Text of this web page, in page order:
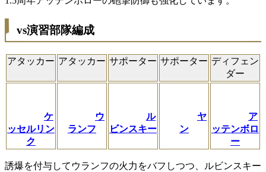
vs演習部隊編成
アタッカー アタッカー サポーター サポーター ディフェン
ダー
ケ
ッセルリン
ク
ウ
ランフ
ル
ビンスキー
ヤ
ン
ア
ッテンボロ
ー
誘爆を付与してウランフの火力をバフしつつ、ルビンスキー